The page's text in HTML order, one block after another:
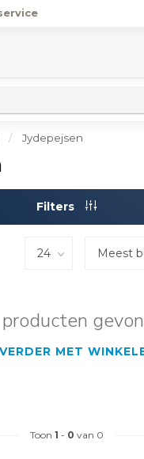
/ Jydepejsen
Filters
MET
Toon 1 - 0 van 0